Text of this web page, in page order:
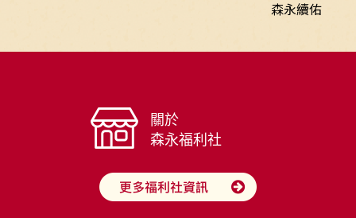
森永續佑
關於
森永福利社